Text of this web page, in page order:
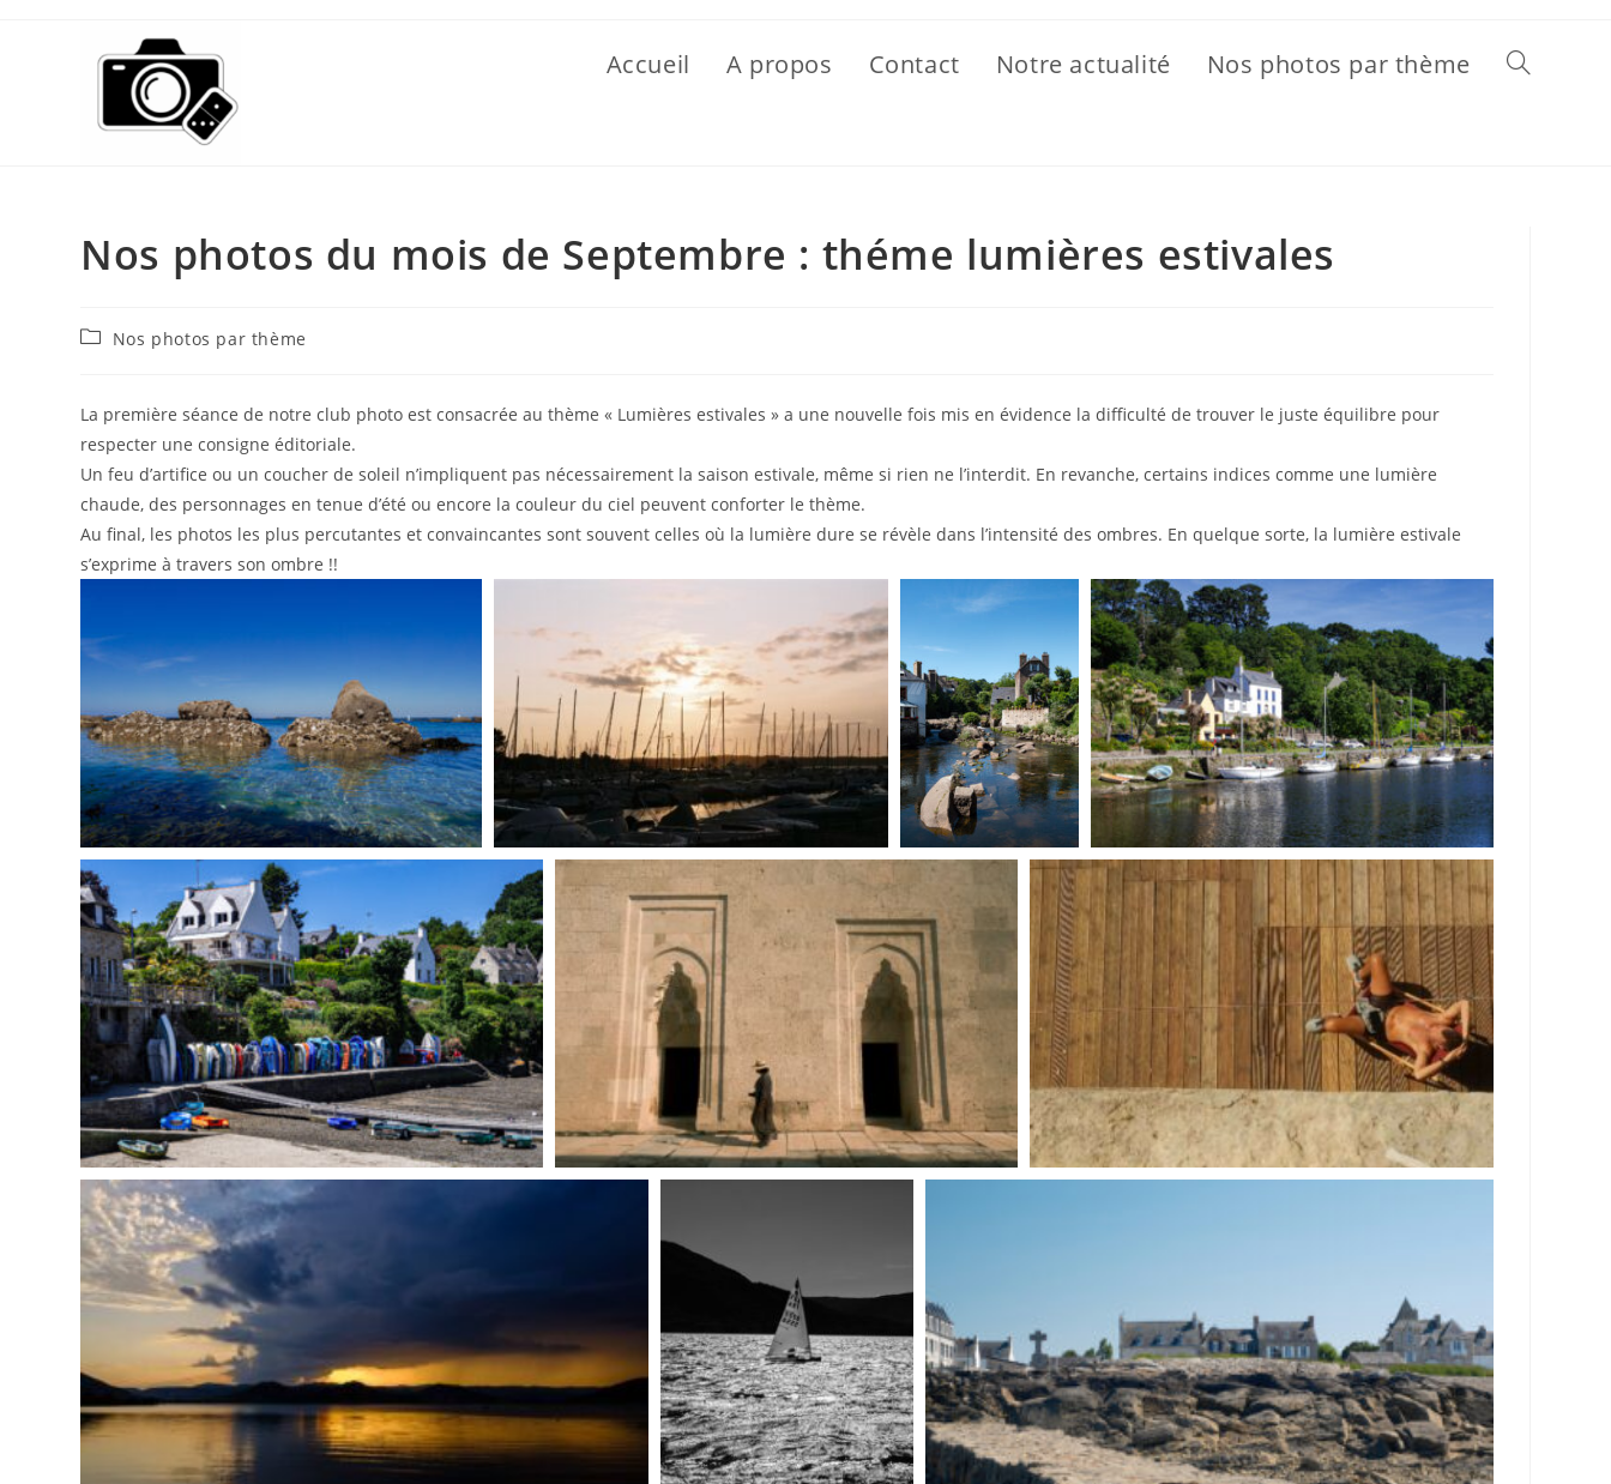
Accueil A propos Contact Notre actualité Nos photos par thème Toggle
Nos photos du mois de Septembre : théme lumières estivales
PostNos photos par thème
La première séance de notre club photo est consacrée au thème « Lumières estivales » a une nouvelle fois mis en évidence la difficulté de trouver le juste équilibre pour
respecter une consigne éditoriale.
Un feu d’artifice ou un coucher de soleil n’impliquent pas nécessairement la saison estivale, même si rien ne l’interdit. En revanche, certains indices comme une lumière
chaude, des personnages en tenue d’été ou encore la couleur du ciel peuvent conforter le thème.
Au final, les photos les plus percutantes et convaincantes sont souvent celles où la lumière dure se révèle dans l’intensité des ombres. En quelque sorte, la lumière estivale
s’exprime à travers son ombre !!